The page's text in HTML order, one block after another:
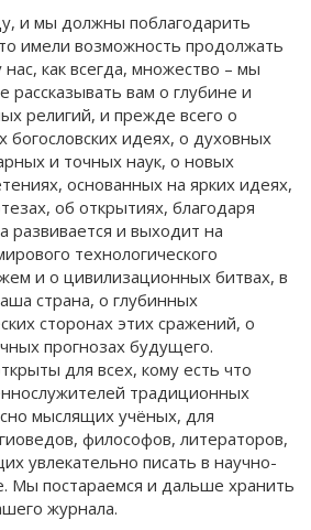
и мы должны поблагодарить
имели возможность продолжать
как всегда, множество – мы
рассказывать вам о глубине и
религий, и прежде всего о
богословских идеях, о духовных
и точных наук, о новых
основанных на ярких идеях,
об открытиях, благодаря
развивается и выходит на
технологического
и о цивилизационных битвах, в
страна, о глубинных
сторонах этих сражений, о
прогнозах будущего.
для всех, кому есть что
традиционных
мыслящих учёных, для
философов, литераторов,
увлекательно писать в научно-
Мы постараемся и дальше хранить
журнала.